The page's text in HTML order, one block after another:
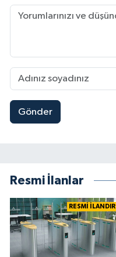
Gönder
Resmi İlanlar
RESMİ İLANDIR